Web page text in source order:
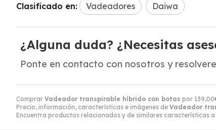
Comprar Vadeador transpirable híbrido con botas por 139,00
Precio, información, características e imágenes de Vadeador
Encuentra productos relacionados y de similares características a
Clasificado en: Vadeadores Daiwa
¿Alguna duda? ¿Necesitas
Ponte en contacto con nosotros y